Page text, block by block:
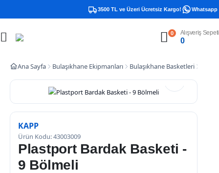
3500 TL ve Üzeri Ücretsiz Kargo! Whatsapp
0 Alışveriş Sepeti
0
Ana Sayfa Bulaşıkhane Ekipmanları Bulaşıkhane Basketleri
KAPP
Ürün Kodu: 43003009
Plastport Bardak Basketi -
9 Bölmeli